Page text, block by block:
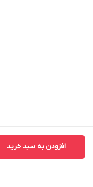
افزودن به سبد خرید